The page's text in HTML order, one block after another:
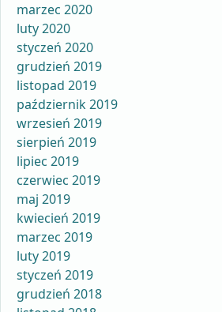
marzec 2020
luty 2020
styczeń 2020
grudzień 2019
listopad 2019
październik 2019
wrzesień 2019
sierpień 2019
lipiec 2019
czerwiec 2019
maj 2019
kwiecień 2019
marzec 2019
luty 2019
styczeń 2019
grudzień 2018